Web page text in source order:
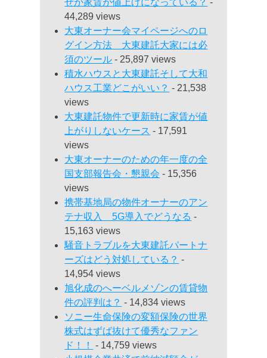
ぜか家賃が値上げになっている？ -
44,289 views
大東オーナー会マイページへのロ
グイン方法 大東建託大家には必
須のツール - 25,897 views
積水ハウスと大東建託そして大和
ハウス工業どこがいい？ - 21,538
views
大東建託物件で更新時に家賃が値
上がりしないケース - 17,591
views
大東オーナーのための年一度の全
国支部報告会・懇親会 - 15,356
views
携帯基地局の物件オーナーのアン
テナ収入 5G導入でどうなる -
15,163 views
騒音トラブルを大東建託パートナ
ーズはどう対処している？ -
14,954 views
旭化成のへーベルメゾンの賃貸物
件の評判は？ - 14,834 views
ソニー生命保険の変額保険の世界
株式はずば抜けて優秀なファン
ド！！
- 14,759 views